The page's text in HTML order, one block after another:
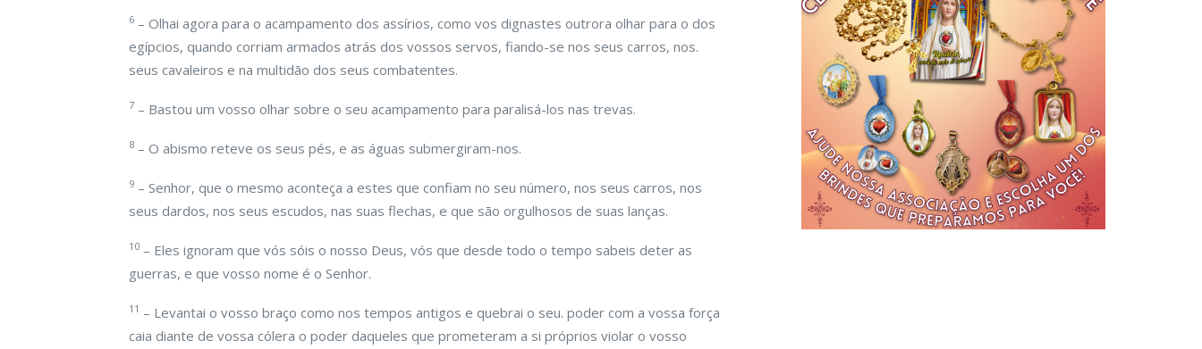
6 – Olhai agora para o acampamento dos assírios, como vos dignastes outrora olhar para o dos
egípcios, quando corriam armados atrás dos vossos servos, fiando-se nos seus carros, nos.
seus cavaleiros e na multidão dos seus combatentes.
7 – Bastou um vosso olhar sobre o seu acampamento para paralisá-los nas trevas.
8 – O abismo reteve os seus pés, e as águas submergiram-nos.
9 – Senhor, que o mesmo aconteça a estes que confiam no seu número, nos seus carros, nos
seus dardos, nos seus escudos, nas suas flechas, e que são orgulhosos de suas lanças.
10 – Eles ignoram que vós sóis o nosso Deus, vós que desde todo o tempo sabeis deter as
guerras, e que vosso nome é o Senhor.
11 – Levantai o vosso braço como nos tempos antigos e quebrai o seu. poder com a vossa força
caia diante de vossa cólera o poder daqueles que prometeram a si próprios violar o vosso